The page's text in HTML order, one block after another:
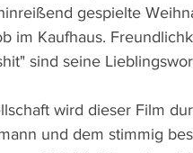
gespielte
im Kaufhaus.
sind seine
wird dieser Film
und dem stimmig